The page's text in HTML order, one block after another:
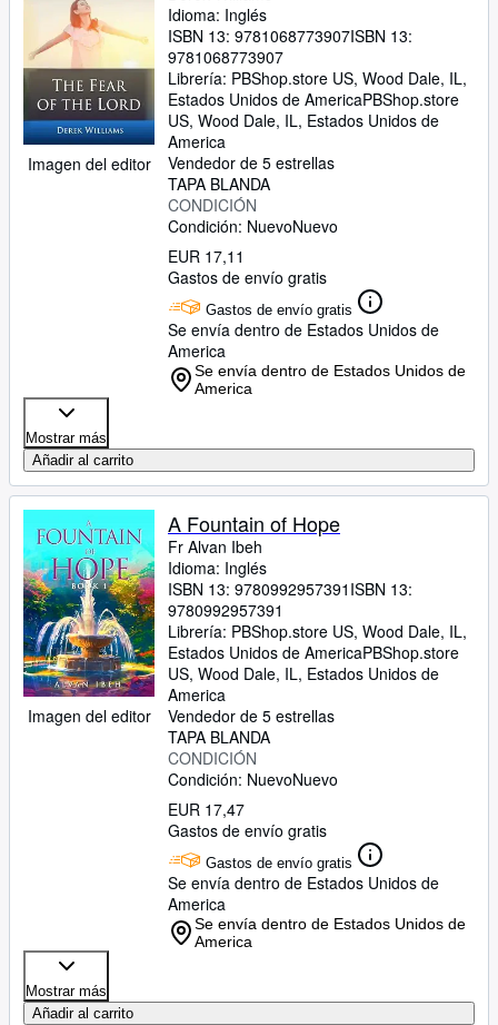
Imagen del editor
Idioma: Inglés
ISBN 13: 9781068773907ISBN 13:
9781068773907
Librería: PBShop.store US, Wood Dale, IL,
Estados Unidos de AmericaPBShop.store
US, Wood Dale, IL, Estados Unidos de
America
Vendedor de 5 estrellas
TAPA BLANDA
CONDICIÓN
Condición: NuevoNuevo
EUR 17,11
Gastos de envío gratis
Gastos de envío gratis
Se envía dentro de Estados Unidos de
America
Se envía dentro de Estados Unidos de
America
Mostrar más
Añadir al carrito
Imagen del editor
A Fountain of Hope
Fr Alvan Ibeh
Idioma: Inglés
ISBN 13: 9780992957391 ISBN 13:
9780992957391
Librería: PBShop.store US, Wood Dale, IL,
Estados Unidos de AmericaPBShop.store
US, Wood Dale, IL, Estados Unidos de
America
Vendedor de 5 estrellas
TAPA BLANDA
CONDICIÓN
Condición: NuevoNuevo
EUR 17,47
Gastos de envío gratis
Gastos de envío gratis
Se envía dentro de Estados Unidos de
America
Se envía dentro de Estados Unidos de
America
Mostrar más
Añadir al carrito